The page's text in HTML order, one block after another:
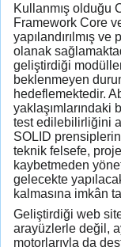
Kullanmış olduğu
Framework Core
yapılandırılmış
olanak
geliştirdiği
beklenmeyen
hedeflemektedir.
yaklaşımlarındaki
test edilebilirliğini
SOLID
teknik felsefe,
kaybetmeden
gelecekte
kalmasına imkân
Geliştirdiği web
arayüzlerle değil,
motorlarıyla da